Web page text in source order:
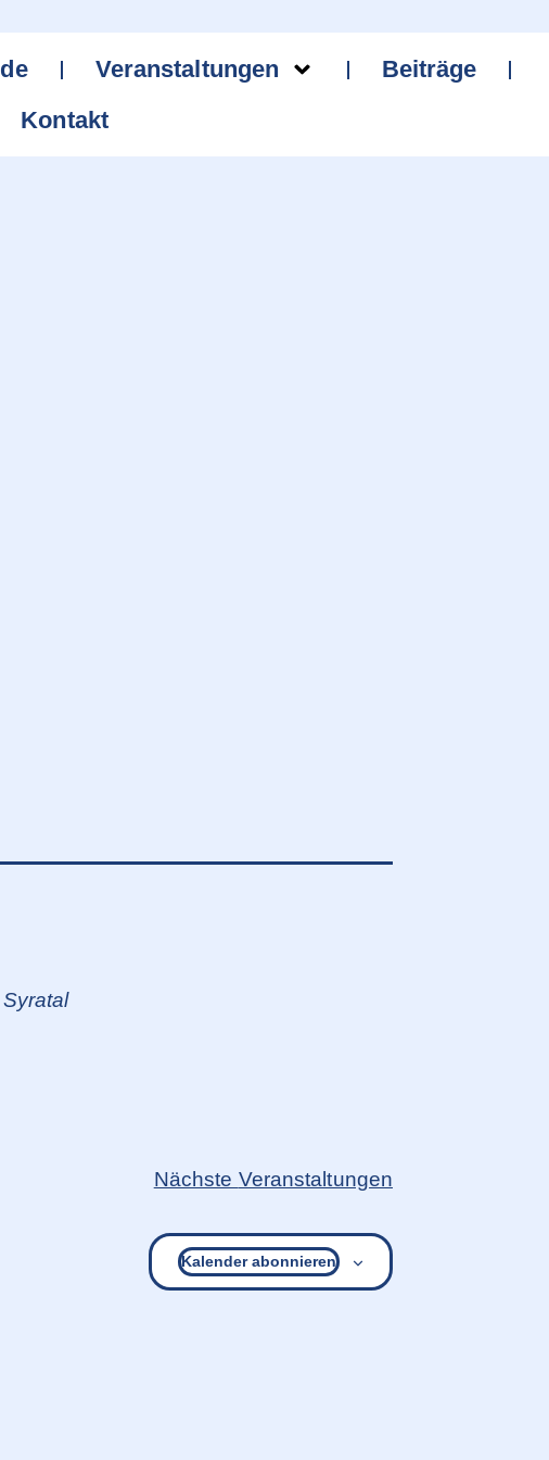
Veranstaltungen
Beiträge
Kontakt
Nächste Veranstaltungen
Kalender abonnieren